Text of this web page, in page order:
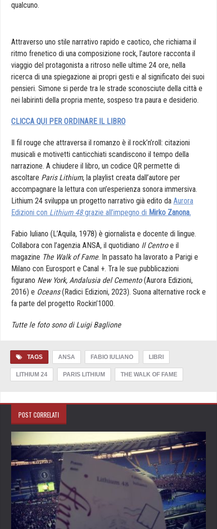
qualcuno.
Attraverso uno stile narrativo rapido e caotico, che richiama il
ritmo frenetico di una composizione rock, l’autore racconta il
viaggio del protagonista a ritroso nelle ultime 24 ore, nella
ricerca di una spiegazione ai propri gesti e al significato dei suoi
pensieri. Simone si perde tra le strade sconosciute della città e
nei labirinti della propria mente, sospeso tra paura e desiderio.
CLICCA QUI PER ORDINARE IL LIBRO
Il fil rouge che attraversa il romanzo è il rock’n’roll: citazioni
musicali e motivetti canticchiati scandiscono il tempo della
narrazione. A chiudere il libro, un codice QR permette di
ascoltare Paris Lithium, la playlist creata dall’autore per
accompagnare la lettura con un’esperienza sonora immersiva.
Lithium 24 sviluppa un progetto narrativo già edito da Aurora
Edizioni con Lithium 48grazie all’impegno di Mirko Zanona.
Fabio Iuliano (L’Aquila, 1978) è giornalista e docente di lingue.
Collabora con l’agenzia ANSA, il quotidiano Il Centroe il
magazine The Walk of Fame. In passato ha lavorato a Parigi e
Milano con Eurosport e Canal +. Tra le sue pubblicazioni
figurano New York, Andalusia del Cemento(Aurora Edizioni,
2016) e Oceans(Radici Edizioni, 2023). Suona alternative rock e
fa parte del progetto Rockin’1000.
Tutte le foto sono di Luigi Baglione
TAGS ANSA FABIO IULIANO LIBRI
LITHIUM 24 PARIS LITHIUM THE WALK OF FAME
POST CORRELATI